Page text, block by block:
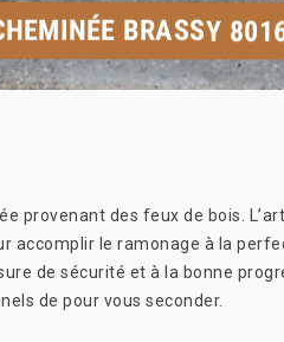
BRASSY
provenant des feux de bois.
accomplir le ramonage à la
de sécurité et à la bonne
de pour vous seconder.